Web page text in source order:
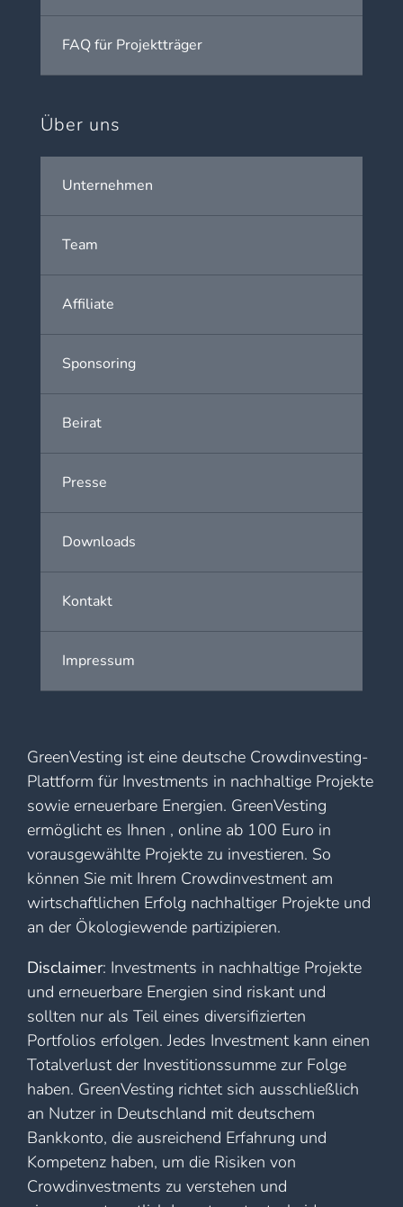
FAQ für Projektträger
Über uns
Unternehmen
Team
Affiliate
Sponsoring
Beirat
Presse
Downloads
Kontakt
Impressum
GreenVesting ist eine deutsche Crowdinvesting-
Plattform für Investments in nachhaltige Projekte
sowie erneuerbare Energien. GreenVesting
ermöglicht es Ihnen , online ab 100 Euro in
vorausgewählte Projekte zu investieren. So
können Sie mit Ihrem Crowdinvestment am
wirtschaftlichen Erfolg nachhaltiger Projekte und
an der Ökologiewende partizipieren.
Disclaimer: Investments in nachhaltige Projekte
und erneuerbare Energien sind riskant und
sollten nur als Teil eines diversifizierten
Portfolios erfolgen. Jedes Investment kann einen
Totalverlust der Investitionssumme zur Folge
haben. GreenVesting richtet sich ausschließlich
an Nutzer in Deutschland mit deutschem
Bankkonto, die ausreichend Erfahrung und
Kompetenz haben, um die Risiken von
Crowdinvestments zu verstehen und